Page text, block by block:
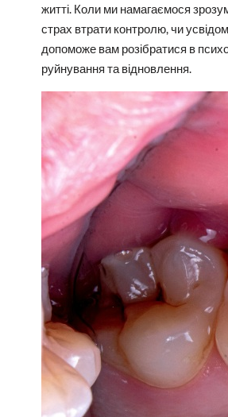
житті. Коли ми намагаємося
страх втрати контролю, чи
допоможе вам розібратися в
руйнування та відновлення.